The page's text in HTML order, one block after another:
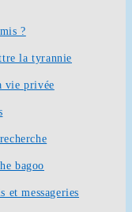
?
la tyrannie
vie privée
bagoo
et messageries